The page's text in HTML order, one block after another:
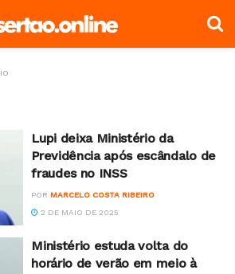
Lupi deixa Ministério da
Previdência após escândalo de
fraudes no INSS
POR MARCELO COSTA RIBEIRO
2 DE MAIO DE 2025
Ministério estuda volta do
horário de verão em meio à